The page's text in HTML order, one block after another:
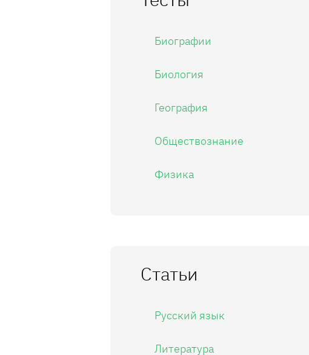
Биографии
Биология
География
Обществознание
Физика
Статьи
Русский язык
Литература